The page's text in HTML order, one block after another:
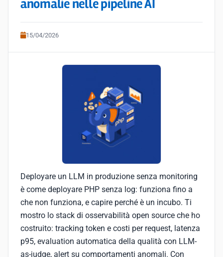
anomalie nelle pipeline AI
15/04/2026
Deployare un LLM in produzione senza monitoring
è come deployare PHP senza log: funziona fino a
che non funziona, e capire perché è un incubo. Ti
mostro lo stack di osservabilità open source che ho
costruito: tracking token e costi per request, latenza
p95, evaluation automatica della qualità con LLM-
as-judge, alert su comportamenti anomali. Con